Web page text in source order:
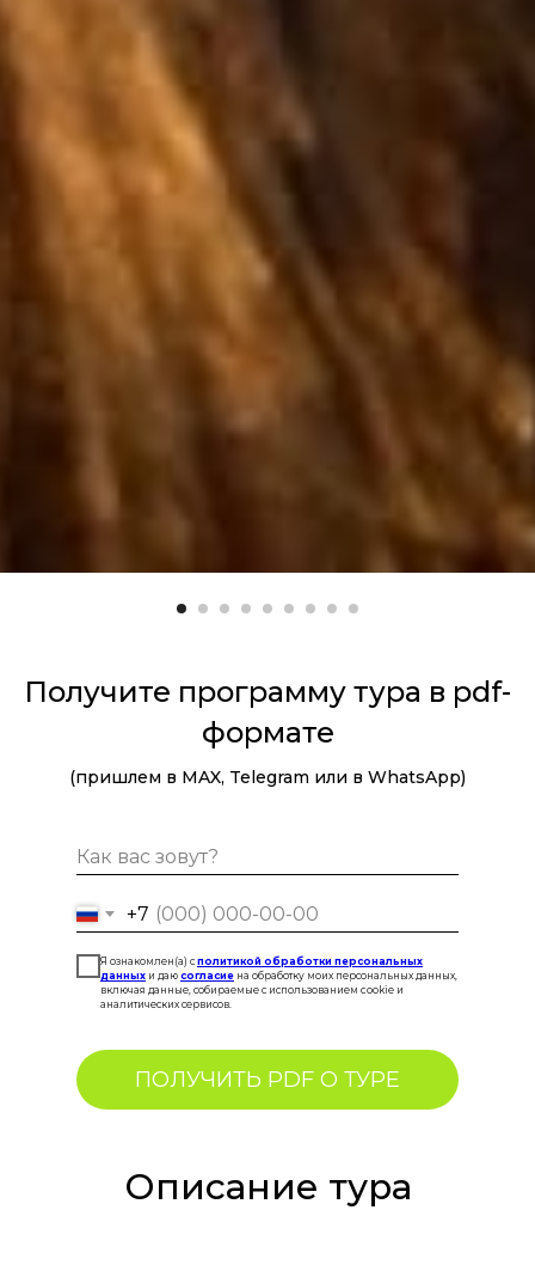
Получите программу тура в pdf-
формате
(пришлем в MAX, Telegram или в WhatsApp)
+7
Я ознакомлен(а) с политикой обработки персональных
данных и даю согласие на обработку моих персональных данных,
включая данные, собираемые с использованием cookie и
аналитических сервисов.
ПОЛУЧИТЬ PDF О ТУРЕ
Описание тура